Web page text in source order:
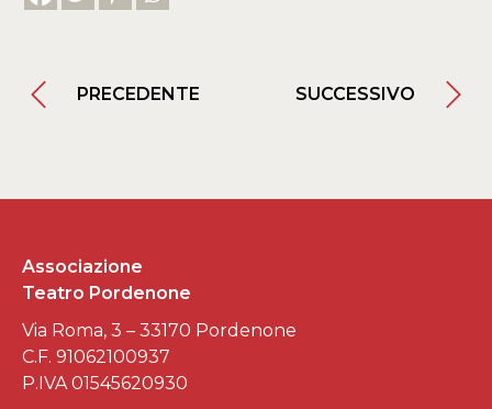
PRECEDENTE SUCCESSIVO
Associazione
Teatro Pordenone
Via Roma, 3 – 33170 Pordenone
C.F. 91062100937
P.IVA 01545620930